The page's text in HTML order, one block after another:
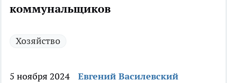
коммунальщиков
Хозяйство
5 ноября 2024 Евгений Василевский